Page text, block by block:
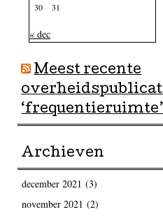
30
31
« dec
Meest recente
Archieven
december 2021 (3)
november 2021 (2)